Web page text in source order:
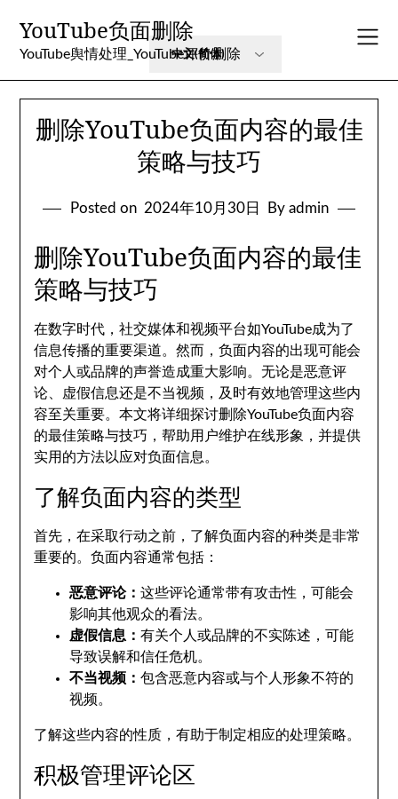
content
YouTube负面删除
YouTube舆情处理_YouTube评价删除
删除YouTube负面内容的最佳
策略与技巧
Posted on 2024年10月30日 By admin
删除YouTube负面内容的最佳
策略与技巧
在数字时代，社交媒体和视频平台如YouTube成为了
信息传播的重要渠道。然而，负面内容的出现可能会
对个人或品牌的声誉造成重大影响。无论是恶意评
论、虚假信息还是不当视频，及时有效地管理这些内
容至关重要。本文将详细探讨删除YouTube负面内容
的最佳策略与技巧，帮助用户维护在线形象，并提供
实用的方法以应对负面信息。
了解负面内容的类型
首先，在采取行动之前，了解负面内容的种类是非常
重要的。负面内容通常包括：
恶意评论：这些评论通常带有攻击性，可能会
影响其他观众的看法。
虚假信息：有关个人或品牌的不实陈述，可能
导致误解和信任危机。
不当视频：包含恶意内容或与个人形象不符的
视频。
了解这些内容的性质，有助于制定相应的处理策略。
积极管理评论区